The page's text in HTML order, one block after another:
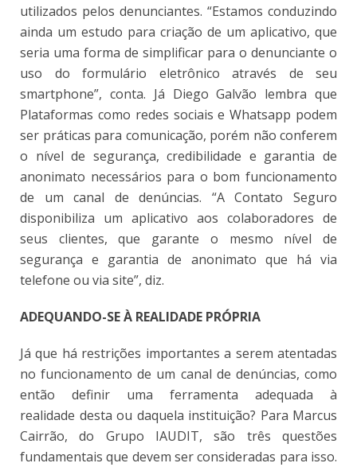
utilizados pelos denunciantes. “Estamos conduzindo
ainda um estudo para criação de um aplicativo, que
seria uma forma de simplificar para o denunciante o
uso do formulário eletrônico através de seu
smartphone”, conta. Já Diego Galvão lembra que
Plataformas como redes sociais e Whatsapp podem
ser práticas para comunicação, porém não conferem
o nível de segurança, credibilidade e garantia de
anonimato necessários para o bom funcionamento
de um canal de denúncias. “A Contato Seguro
disponibiliza um aplicativo aos colaboradores de
seus clientes, que garante o mesmo nível de
segurança e garantia de anonimato que há via
telefone ou via site”, diz.
ADEQUANDO-SE À REALIDADE PRÓPRIA
Já que há restrições importantes a serem atentadas
no funcionamento de um canal de denúncias, como
então definir uma ferramenta adequada à
realidade desta ou daquela instituição? Para Marcus
Cairrão, do Grupo IAUDIT, são três questões
fundamentais que devem ser consideradas para isso.